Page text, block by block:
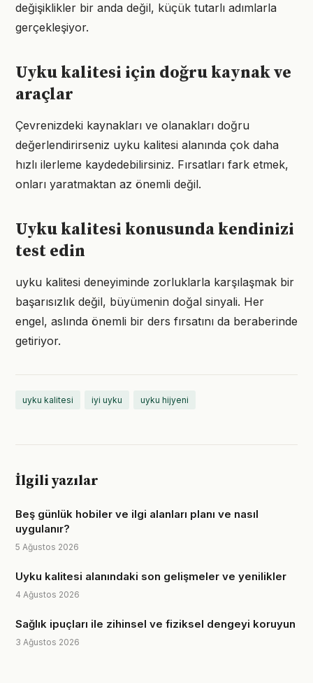
değişiklikler bir anda değil, küçük tutarlı adımlarla
gerçekleşiyor.
Uyku kalitesi için doğru kaynak ve
araçlar
Çevrenizdeki kaynakları ve olanakları doğru
değerlendirirseniz uyku kalitesi alanında çok daha
hızlı ilerleme kaydedebilirsiniz. Fırsatları fark etmek,
onları yaratmaktan az önemli değil.
Uyku kalitesi konusunda kendinizi
test edin
uyku kalitesi deneyiminde zorluklarla karşılaşmak bir
başarısızlık değil, büyümenin doğal sinyali. Her
engel, aslında önemli bir ders fırsatını da beraberinde
getiriyor.
uyku kalitesi iyi uyku uyku hijyeni
İlgili yazılar
Beş günlük hobiler ve ilgi alanları planı ve nasıl
uygulanır?
5 Ağustos 2026
Uyku kalitesi alanındaki son gelişmeler ve yenilikler
4 Ağustos 2026
Sağlık ipuçları ile zihinsel ve fiziksel dengeyi koruyun
3 Ağustos 2026